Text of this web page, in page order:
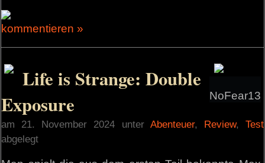
kommentieren »
NoFear13
Life is Strange: Double
Exposure
am 21. November 2024 unter Abenteuer, Review, Test
abgelegt